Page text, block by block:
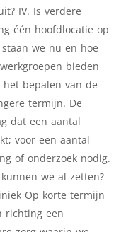
IV. Is verdere
één hoofdlocatie op
we nu en hoe
bieden
bepalen van de
termijn. De
dat een aantal
voor een aantal
of onderzoek nodig.
we al zetten?
Op korte termijn
richting een